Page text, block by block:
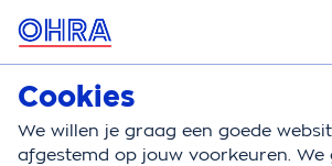
MENU
Klantenservice
Klantenservice Premie betalen
Cookies
We willen je graag een goede
afgestemd op jouw voorkeuren. We